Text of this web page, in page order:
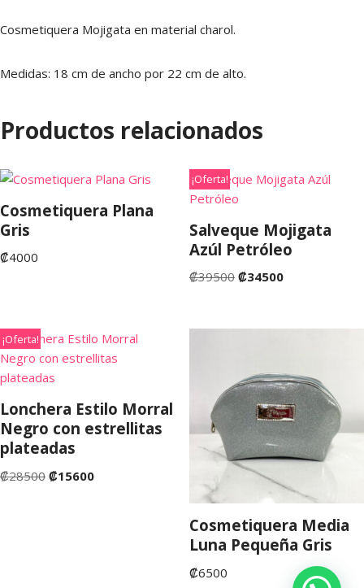
Cosmetiquera Mojigata en material charol.
Medidas: 18 cm de ancho por 22 cm de alto.
Productos relacionados
Cosmetiquera Plana
Gris
₡4000
¡Oferta!
Salveque Mojigata
Azúl Petróleo
₡39500 ₡34500
¡Oferta!
Lonchera Estilo Morral
Negro con estrellitas
plateadas
₡28500 ₡15600
Cosmetiquera Media
Luna Pequeña Gris
₡6500